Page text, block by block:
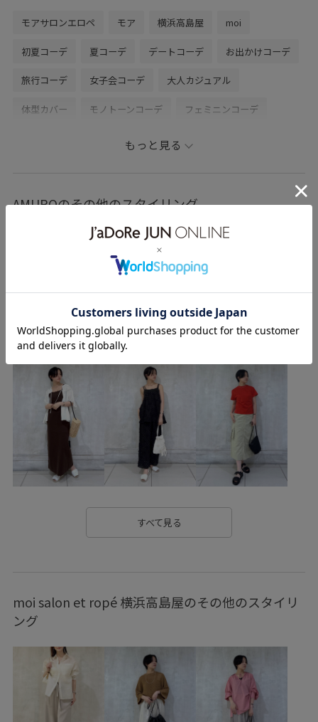
▶︎♡ボタンを押してお気に入り！
トや商品がチェックしやすくなります！
. . moi salon et rope’ 横浜高島屋店4F
営業時間 10:00~20:00
お取り置きやお取り寄せもお伺いいたします。
是非、お気軽にメッセージをお送りください。
LINEでロペスタッフに相談は【友だち追加】をタップ
モアサロンエロペ モア 横浜高島屋 moi
初夏コーデ 夏コーデ デートコーデ お出かけコーデ
旅行コーデ 女子会コーデ 大人カジュアル
体型カバー モノトーンコーデ フェミニンコーデ
イエベ秋
SHV36230 SHX26030
26SS30BI 26SS_salon_BAGSHOSE
26SS_salon_BAG_SHOSE Tシャツ
ゆとりあるサイズ感 アクセサリー
カジュアル キャミワンピース
コットン100% シアー シボ感 シャツ シャープ
ジャケット タンクトップ ドライ
ドライタッチ ニュアンスがある ボイル
ポリエステル ミニマル ロングシーズン
ワイドパンツ ワンピース 優雅 光沢感
凹凸感 快適
抜け感 旅行 日差し対策
羽織るだけでオシャレ 肌離れが良い 薄手
身体にフィット
長さ調節可能
もっと見る
AMUROのその他のスタイリング
すべて見る
moi salon et ropé 横浜高島屋のその他のスタイリ
ング